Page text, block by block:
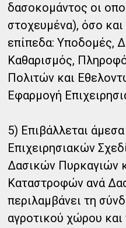
δασοκομάντος οι
στοχευμένα), όσο
επίπεδα: Υποδομές,
Καθαρισμός,
Πολιτών και
Εφαρμογή
5) Επιβάλλεται
Επιχειρησιακών
Δασικών Πυρκαγιών
Καταστροφών ανά
περιλαμβάνει τη
αγροτικού χώρου